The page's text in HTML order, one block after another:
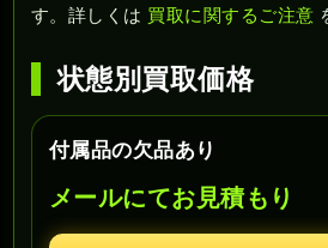
す。詳しくは 買取に関するご注意
状態別買取価格
付属品の欠品あり
メールにてお見積もり